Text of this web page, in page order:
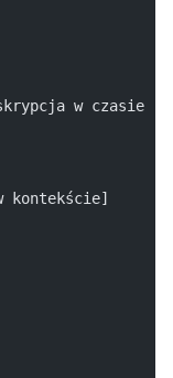
w czasie
kontekście]